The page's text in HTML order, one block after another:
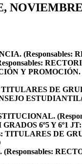
(Responsables:
Y PROMOCIÓN.
TITULARES DE
ESTUDIANTIL
6º5 Y 6º1
TITULARES DE
(Responsables: